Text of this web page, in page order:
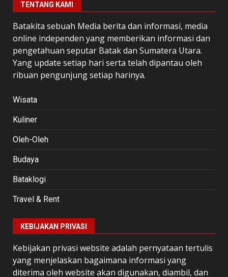
TENTANG KAMI
Batakita sebuah Media berita dan informasi, media
online independen yang memberikan informasi dan
pengetahuan seputar Batak dan Sumatera Utara.
Yang update setiap hari serta telah dipantau oleh
ribuan pengunjung setiap harinya.
Wisata
Kuliner
Oleh-Oleh
Budaya
Bataklogi
Travel & Rent
KEBIJAKAN PRIVASI
Kebijakan privasi website adalah pernyataan tertulis
yang menjelaskan bagaimana informasi yang
diterima oleh website akan digunakan, diambil, dan